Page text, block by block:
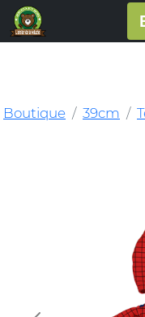
Boutique 39cm